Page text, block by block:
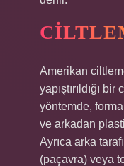
Amerikan
yapıştırıldığı
yöntemde,
ve arkadan
Ayrıca arka
(paçavra) veya